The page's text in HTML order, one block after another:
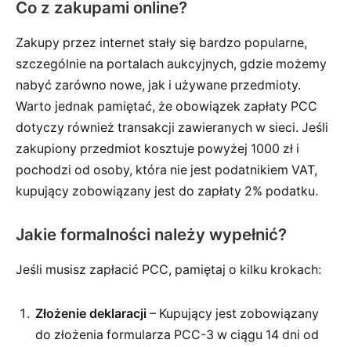
Co z zakupami online?
Zakupy przez internet stały się bardzo popularne,
szczególnie na portalach aukcyjnych, gdzie możemy
nabyć zarówno nowe, jak i używane przedmioty.
Warto jednak pamiętać, że obowiązek zapłaty PCC
dotyczy również transakcji zawieranych w sieci. Jeśli
zakupiony przedmiot kosztuje powyżej 1000 zł i
pochodzi od osoby, która nie jest podatnikiem VAT,
kupujący zobowiązany jest do zapłaty 2% podatku.
Jakie formalności należy wypełnić?
Jeśli musisz zapłacić PCC, pamiętaj o kilku krokach:
Złożenie deklaracji – Kupujący jest zobowiązany
do złożenia formularza PCC-3 w ciągu 14 dni od